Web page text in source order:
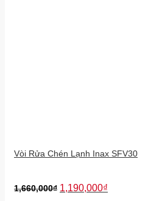
Vòi Rửa Chén Lạnh Inax SFV30
1,660,000₫ 1,190,000₫